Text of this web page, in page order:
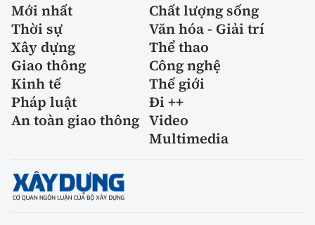
Mới nhất
Chất lượng sống
Thời sự
Văn hóa - Giải trí
Xây dựng
Thể thao
Giao thông
Công nghệ
Kinh tế
Thế giới
Pháp luật
Đi ++
An toàn giao thông Video
Multimedia